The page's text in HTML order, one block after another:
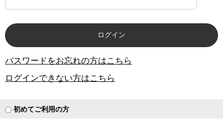
パスワードをお忘れの方はこちら
ログインできない方はこちら
初めてご利用の方